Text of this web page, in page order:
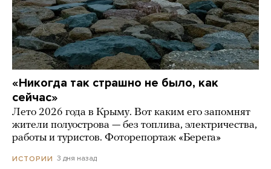
«Никогда так страшно не было, как
сейчас»
Лето 2026 года в Крыму. Вот каким его запомнят
жители полуострова — без топлива, электричества,
работы и туристов. Фоторепортаж «Берега»
ИСТОРИИ 3 дня назад